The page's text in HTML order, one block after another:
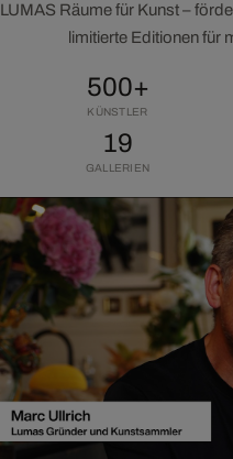
LUMAS Räume für Kunst –
limitierte Editionen für
500+
KÜNSTLER
19
GALLERIEN